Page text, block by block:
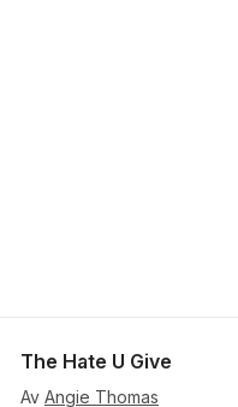
The Hate U Give
Av Angie Thomas